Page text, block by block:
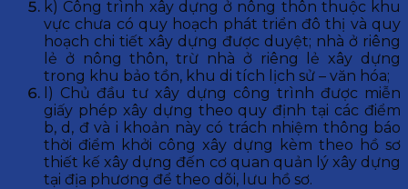
k) Công trình xây dựng ở nông thôn thuộc khu
vực chưa có quy hoạch phát triển đô thị và quy
hoạch chi tiết xây dựng được duyệt; nhà ở riêng
lẻ ở nông thôn, trừ nhà ở riêng lẻ xây dựng
trong khu bảo tồn, khu di tích lịch sử – văn hóa;
l) Chủ đầu tư xây dựng công trình được miễn
giấy phép xây dựng theo quy định tại các điểm
b, d, đ và i khoản này có trách nhiệm thông báo
thời điểm khởi công xây dựng kèm theo hồ sơ
thiết kế xây dựng đến cơ quan quản lý xây dựng
tại địa phương để theo dõi, lưu hồ sơ.